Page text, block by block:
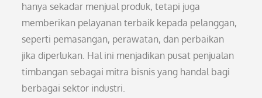
hanya sekadar menjual produk, tetapi juga
memberikan pelayanan terbaik kepada pelanggan,
seperti pemasangan, perawatan, dan perbaikan
jika diperlukan. Hal ini menjadikan pusat penjualan
timbangan sebagai mitra bisnis yang handal bagi
berbagai sektor industri.